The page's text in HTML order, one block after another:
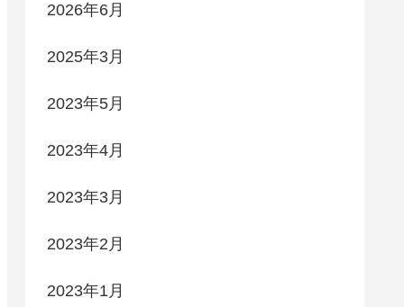
2026年6月
2025年3月
2023年5月
2023年4月
2023年3月
2023年2月
2023年1月